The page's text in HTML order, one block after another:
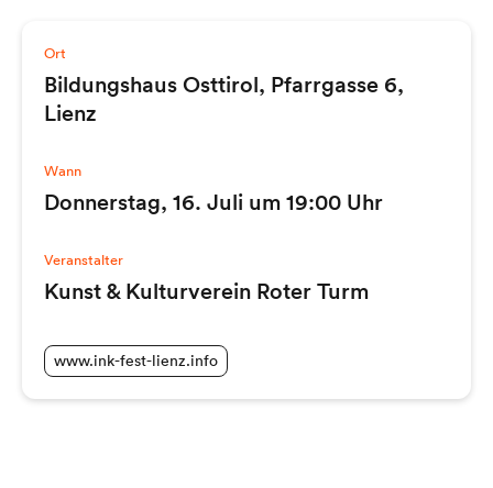
Ort
Bildungshaus Osttirol, Pfarrgasse 6,
Lienz
Wann
Donnerstag, 16. Juli um 19:00 Uhr
Veranstalter
Kunst & Kulturverein Roter Turm
www.ink-fest-lienz.info